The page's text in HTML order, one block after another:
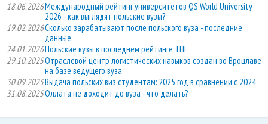
18.06.2026Международный рейтинг университетов QS World University
2026 - как выглядят польские вузы?
19.02.2026Сколько зарабатывают после польского вуза - последние
данные
24.01.2026Польские вузы в последнем рейтинге THE
29.10.2025Отраслевой центр логистических навыков создан во Вроцлаве
на базе ведущего вуза
30.09.2025Выдача польских виз студентам: 2025 год в сравнении с 2024
31.08.2025Оллата не доходит до вуза - что делать?